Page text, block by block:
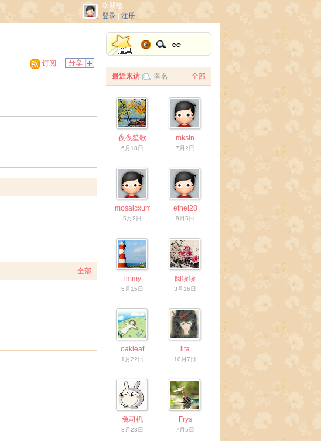
欢迎您
登录
注册
分享
订阅
全部
全部
最近来访 匿名
夜夜笙歌
6月18日
mksln
7月2日
mosaicxum
5月2日
ethel28
9月5日
lmmy
5月15日
阅读读
3月16日
oakleaf
1月22日
lita
10月7日
兔司机
8月23日
Frys
7月5日